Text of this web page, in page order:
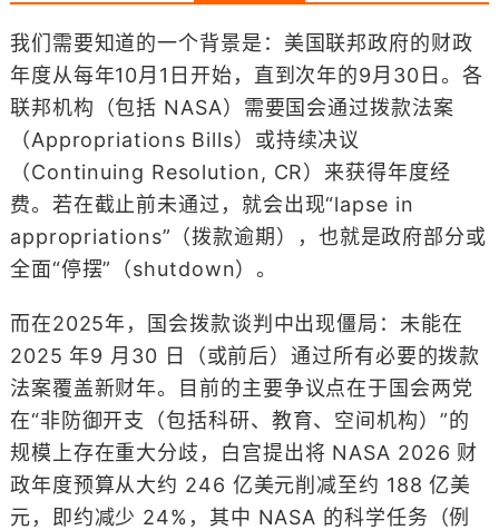
我们需要知道的一个背景是：美国联邦政府的财政
年度从每年10月1日开始，直到次年的9月30日。各
联邦机构（包括 NASA）需要国会通过拨款法案
（Appropriations Bills）或持续决议
（Continuing Resolution, CR）来获得年度经
费。若在截止前未通过，就会出现“lapse in
appropriations”（拨款逾期），也就是政府部分或
全面“停摆”（shutdown）。
而在2025年，国会拨款谈判中出现僵局：未能在
2025 年9 月30 日（或前后）通过所有必要的拨款
法案覆盖新财年。目前的主要争议点在于国会两党
在“非防御开支（包括科研、教育、空间机构）”的
规模上存在重大分歧，白宫提出将 NASA 2026 财
政年度预算从大约 246 亿美元削减至约 188 亿美
元，即约减少 24%，其中 NASA 的科学任务（例